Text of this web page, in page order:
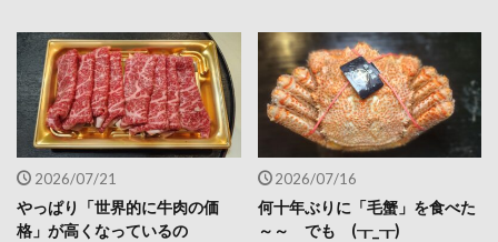
2026/07/21
やっぱり「世界的に牛肉の価
格」が高くなっているの
2026/07/16
何十年ぶりに「毛蟹」を食べた
～～ でも (┰_┰)